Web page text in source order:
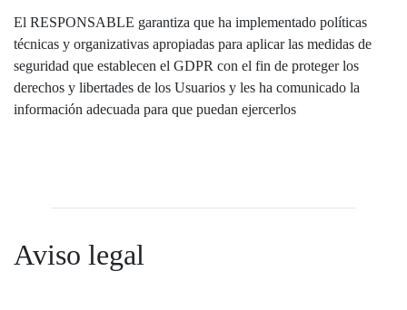
El RESPONSABLE garantiza que ha implementado políticas
técnicas y organizativas apropiadas para aplicar las medidas de
seguridad que establecen el GDPR con el fin de proteger los
derechos y libertades de los Usuarios y les ha comunicado la
información adecuada para que puedan ejercerlos
Aviso legal